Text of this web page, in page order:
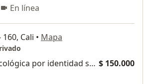
En línea
160, Cali • Mapa
Consulta psicológica por identidad sexual $ 150.000